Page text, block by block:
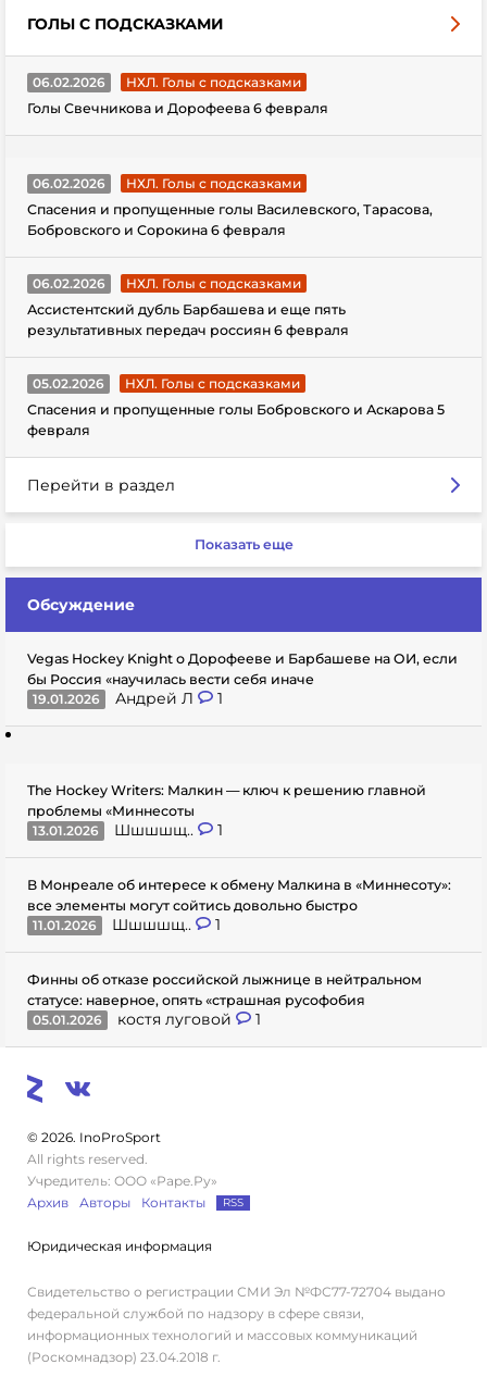
ГОЛЫ С ПОДСКАЗКАМИ
06.02.2026
НХЛ. Голы с подсказками
Голы Свечникова и Дорофеева 6 февраля
06.02.2026
НХЛ. Голы с подсказками
Спасения и пропущенные голы Василевского, Тарасова,
Бобровского и Сорокина 6 февраля
06.02.2026
НХЛ. Голы с подсказками
Ассистентский дубль Барбашева и еще пять
результативных передач россиян 6 февраля
05.02.2026
НХЛ. Голы с подсказками
Спасения и пропущенные голы Бобровского и Аскарова 5
февраля
Перейти в раздел
Показать еще
Обсуждение
Vegas Hockey Knight о Дорофееве и Барбашеве на ОИ, если
бы Россия «научилась вести себя иначе
19.01.2026
Андрей Л 1
The Hockey Writers: Малкин — ключ к решению главной
проблемы «Миннесоты
13.01.2026
Шшшшщ.. 1
В Монреале об интересе к обмену Малкина в «Миннесоту»:
все элементы могут сойтись довольно быстро
11.01.2026
Шшшшщ.. 1
Финны об отказе российской лыжнице в нейтральном
статусе: наверное, опять «страшная русофобия
05.01.2026
костя луговой 1
© 2026. InoProSport
All rights reserved.
Учредитель: ООО «Раре.Ру»
Архив
Авторы Контакты RSS
Юридическая информация
Свидетельство о регистрации СМИ Эл №ФС77-72704 выдано
федеральной службой по надзору в сфере связи,
информационных технологий и массовых коммуникаций
(Роскомнадзор) 23.04.2018 г.